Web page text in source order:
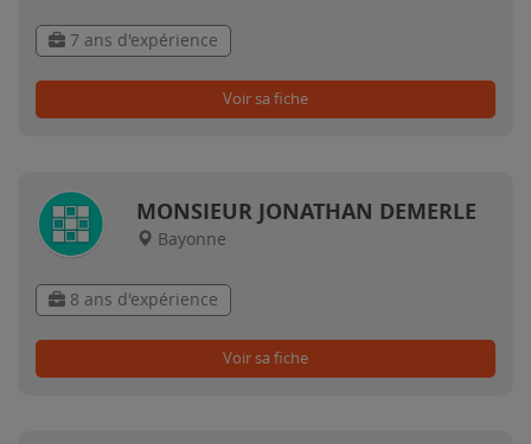
7 ans d'expérience
Voir sa fiche
MONSIEUR JONATHAN DEMERLE
Bayonne
8 ans d'expérience
Voir sa fiche